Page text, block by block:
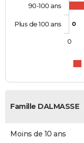
0
90-100 ans
Plus de 100 ans
0
Famille DALMASSE
Moins de 10 ans